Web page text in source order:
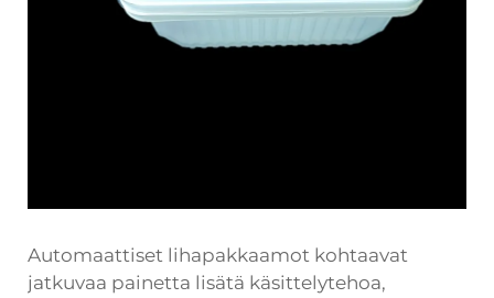
Automaattiset lihapakkaamot kohtaavat
jatkuvaa painetta lisätä käsittelytehoa,